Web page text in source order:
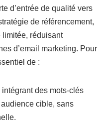
d’entrée de qualité vers
de référencement,
limitée, réduisant
d’email marketing. Pour
de :
intégrant des mots-clés
cible, sans